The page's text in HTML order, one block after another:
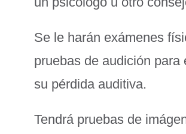
Se le harán exámenes
pruebas de audición para
su pérdida auditiva.
Tendrá pruebas de